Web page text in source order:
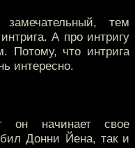
тем
А про интригу
Потому, что интрига
интересно.
начинает свое
Донни Йена, так и